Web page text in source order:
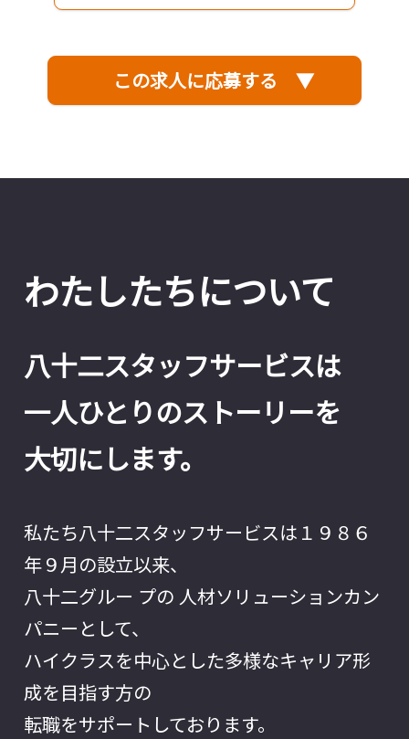
この求人に応募する ▼
わたしたちについて
八十二スタッフサービスは
一人ひとりのストーリーを
大切にします。
私たち八十二スタッフサービスは１９８６
年９月の設立以来、
八十二グルー プの 人材ソリューションカン
パニーとして、
ハイクラスを中心とした多様なキャリア形
成を目指す方の
転職をサポートしております。